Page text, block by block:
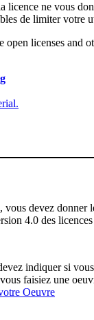
licence ne vous
de limiter votre
licenses and
devez donner
4.0 des
indiquer si
faisiez une
Oeuvre